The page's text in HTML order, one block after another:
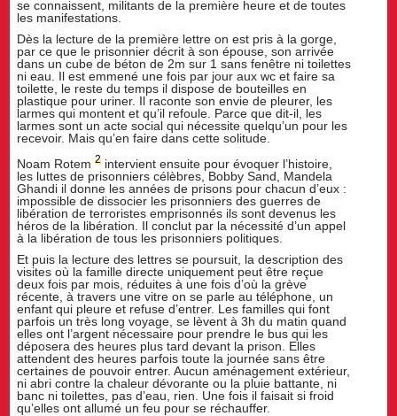
se connaissent, militants de la première heure et de toutes
les manifestations.
Dès la lecture de la première lettre on est pris à la gorge,
par ce que le prisonnier décrit à son épouse, son arrivée
dans un cube de béton de 2m sur 1 sans fenêtre ni toilettes
ni eau. Il est emmené une fois par jour aux wc et faire sa
toilette, le reste du temps il dispose de bouteilles en
plastique pour uriner. Il raconte son envie de pleurer, les
larmes qui montent et qu’il refoule. Parce que dit-il, les
larmes sont un acte social qui nécessite quelqu’un pour les
recevoir. Mais qu’en faire dans cette solitude.
Noam Rotem2 intervient ensuite pour évoquer l’histoire,
les luttes de prisonniers célèbres, Bobby Sand, Mandela
Ghandi il donne les années de prisons pour chacun d’eux :
impossible de dissocier les prisonniers des guerres de
libération de terroristes emprisonnés ils sont devenus les
héros de la libération. Il conclut par la nécessité d’un appel
à la libération de tous les prisonniers politiques.
Et puis la lecture des lettres se poursuit, la description des
visites où la famille directe uniquement peut être reçue
deux fois par mois, réduites à une fois d’où la grève
récente, à travers une vitre on se parle au téléphone, un
enfant qui pleure et refuse d’entrer. Les familles qui font
parfois un très long voyage, se lèvent à 3h du matin quand
elles ont l’argent nécessaire pour prendre le bus qui les
déposera des heures plus tard devant la prison. Elles
attendent des heures parfois toute la journée sans être
certaines de pouvoir entrer. Aucun aménagement extérieur,
ni abri contre la chaleur dévorante ou la pluie battante, ni
banc ni toilettes, pas d’eau, rien. Une fois il faisait si froid
qu’elles ont allumé un feu pour se réchauffer.